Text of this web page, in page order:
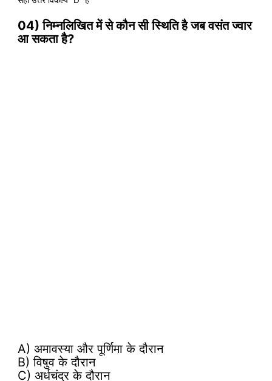
04) निम्नलिखित में से कौन सी स्थिति है जब वसंत ज्वार
आ सकता है?
A) अमावस्या और पूर्णिमा के दौरान
B) विषुव के दौरान
C) अर्धचंद्र के दौरान